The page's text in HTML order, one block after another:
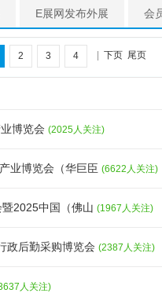
E展网发布外展 会
2 3 4 下页 尾页
博览会 (2025人关注)
业博览会（华巨臣 (6622人关注)
2025中国（佛山 (1967人关注)
政后勤采购博览会 (2387人关注)
人关注)